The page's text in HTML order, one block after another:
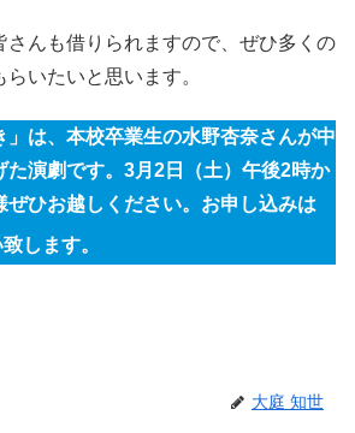
さんも借りられますので、ぜひ多くの
いたいと思います。
」は、本校卒業生の水野杏奈さんが中
た演劇です。3月2日（土）午後2時か
ぜひお越しください。お申し込みは
します。
大庭 知世